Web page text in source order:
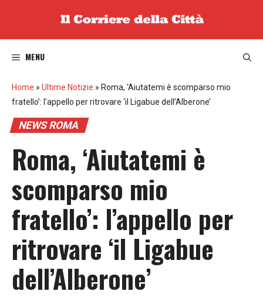
MENU
Home » Ultime Notizie » Roma, ‘Aiutatemi è scomparso mio
fratello’: l’appello per ritrovare ‘il Ligabue dell’Alberone’
NEWS ROMA
Roma, ‘Aiutatemi è
scomparso mio
fratello’: l’appello per
ritrovare ‘il Ligabue
dell’Alberone’